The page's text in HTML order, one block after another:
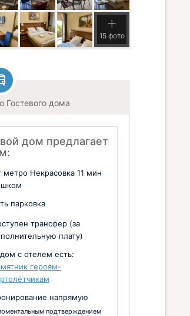
15 фото
Гостевого дома
дом предлагает
метро Некрасовка 11 мин
парковка
трансфер (за
плату)
с отелем есть:
героям-
напрямую
подтверждением